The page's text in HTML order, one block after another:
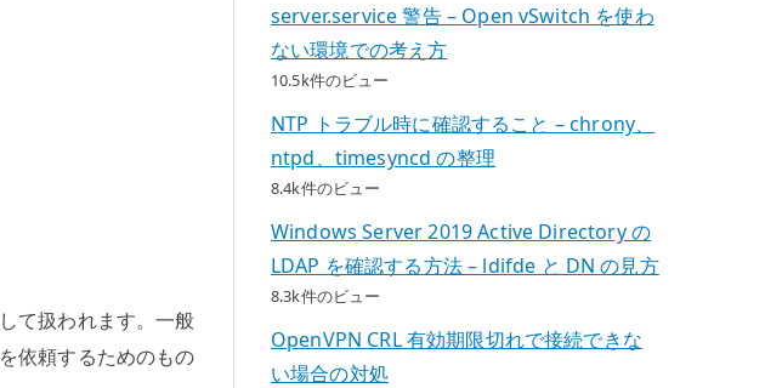
て扱われます。一般
依頼するためのもの
server.service 警告 – Open vSwitch を使わ
ない環境での考え方
10.5k件のビュー
NTP トラブル時に確認すること – chrony、
ntpd、timesyncd の整理
8.4k件のビュー
Windows Server 2019 Active Directory の
LDAP を確認する方法 – ldifde と DN の見方
8.3k件のビュー
OpenVPN CRL 有効期限切れで接続できな
い場合の対処